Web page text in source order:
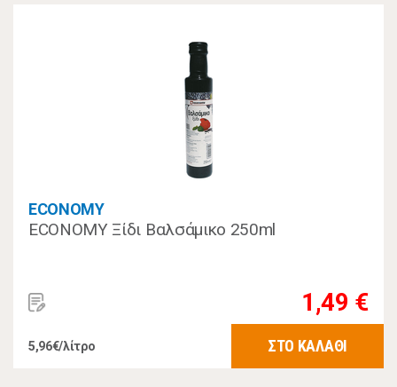
ECONOMY
ECONOMY Ξίδι Βαλσάμικο 250ml
1,49 €
5,96€/λίτρο ΣΤΟ ΚΑΛΑΘΙ